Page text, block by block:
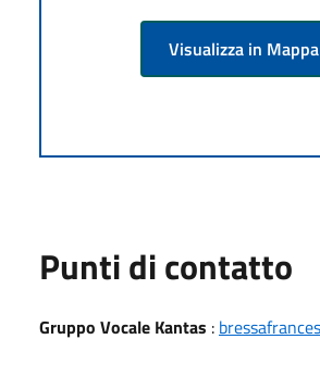
Visualizza in Mappa
Punti di contatto
Gruppo Vocale Kantas :